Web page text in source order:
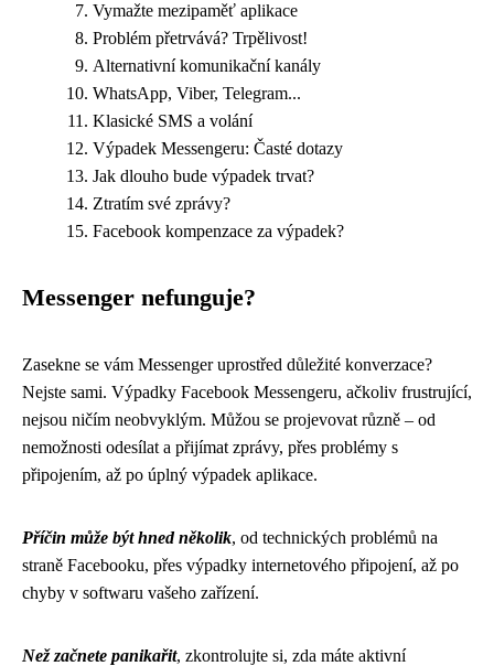
Vymažte mezipaměť aplikace
Problém přetrvává? Trpělivost!
Alternativní komunikační kanály
WhatsApp, Viber, Telegram...
Klasické SMS a volání
Výpadek Messengeru: Časté dotazy
Jak dlouho bude výpadek trvat?
Ztratím své zprávy?
Facebook kompenzace za výpadek?
Messenger nefunguje?
Zasekne se vám Messenger uprostřed důležité konverzace?
Nejste sami. Výpadky Facebook Messengeru, ačkoliv frustrující,
nejsou ničím neobvyklým. Můžou se projevovat různě – od
nemožnosti odesílat a přijímat zprávy, přes problémy s
připojením, až po úplný výpadek aplikace.
Příčin může být hned několik, od technických problémů na
straně Facebooku, přes výpadky internetového připojení, až po
chyby v softwaru vašeho zařízení.
Než začnete panikařit, zkontrolujte si, zda máte aktivní